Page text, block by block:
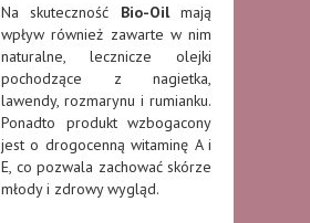
Na skuteczność Bio-Oilmają
wpływ również zawarte w nim
naturalne, lecznicze olejki
pochodzące z nagietka,
lawendy, rozmarynu i rumianku.
Ponadto produkt wzbogacony
jest o drogocenną witaminę A i
E, co pozwala zachować skórze
młody i zdrowy wygląd.